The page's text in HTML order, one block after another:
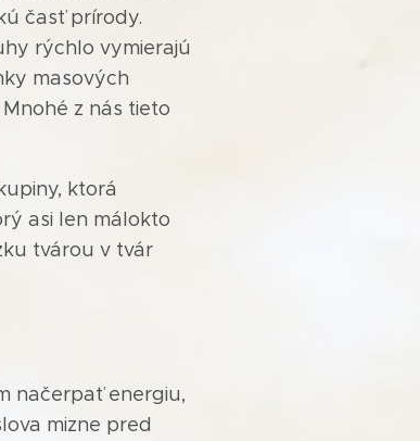
časť prírody.
rýchlo vymierajú
masových
z nás tieto
ktorá
asi len málokto
tvárou v tvár
načerpať energiu,
mizne pred